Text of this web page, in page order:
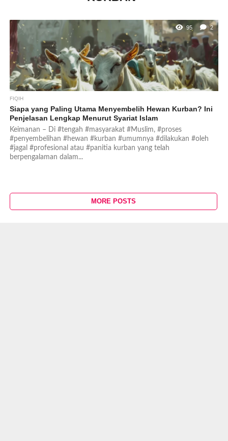
95 2
FIQIH
Siapa yang Paling Utama Menyembelih Hewan Kurban? Ini
Penjelasan Lengkap Menurut Syariat Islam
Keimanan – Di #tengah #masyarakat #Muslim, #proses
#penyembelihan #hewan #kurban #umumnya #dilakukan #oleh
#jagal #profesional atau #panitia kurban yang telah
berpengalaman dalam...
MORE POSTS